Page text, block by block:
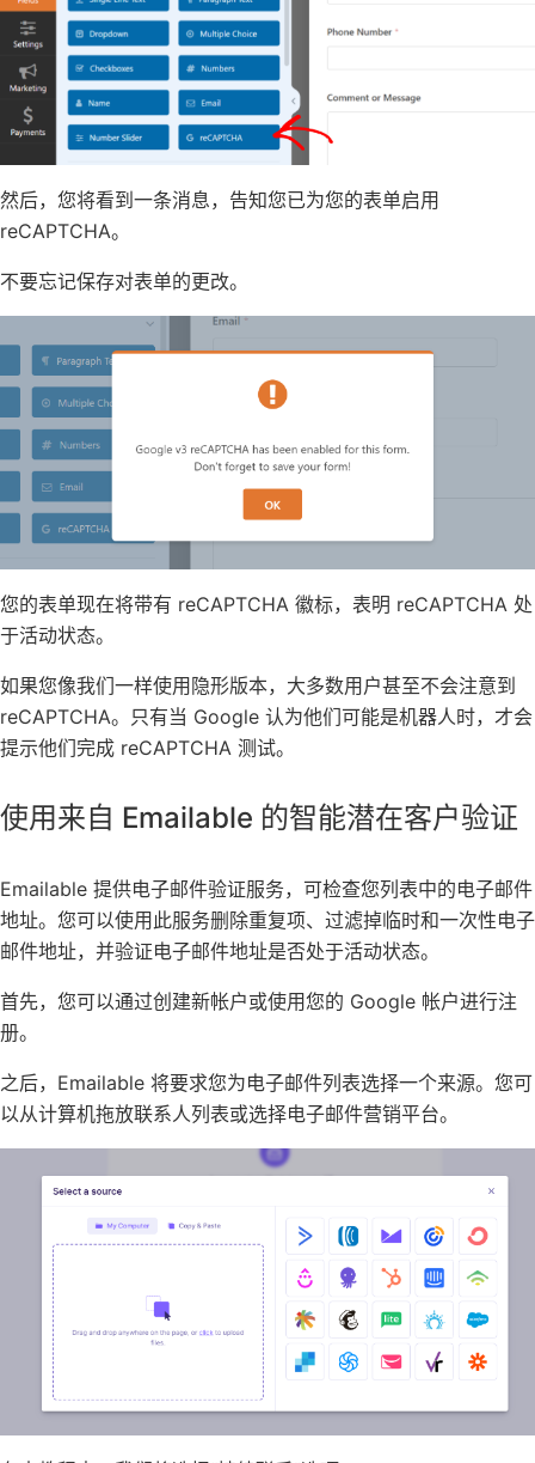
然后，您将看到一条消息，告知您已为您的表单启用
reCAPTCHA。
不要忘记保存对表单的更改。
您的表单现在将带有 reCAPTCHA 徽标，表明 reCAPTCHA 处
于活动状态。
如果您像我们一样使用隐形版本，大多数用户甚至不会注意到
reCAPTCHA。只有当 Google 认为他们可能是机器人时，才会
提示他们完成 reCAPTCHA 测试。
使用来自 Emailable 的智能潜在客户验证
Emailable 提供电子邮件验证服务，可检查您列表中的电子邮件
地址。您可以使用此服务删除重复项、过滤掉临时和一次性电子
邮件地址，并验证电子邮件地址是否处于活动状态。
首先，您可以通过创建新帐户或使用您的 Google 帐户进行注
册。
之后，Emailable 将要求您为电子邮件列表选择一个来源。您可
以从计算机拖放联系人列表或选择电子邮件营销平台。